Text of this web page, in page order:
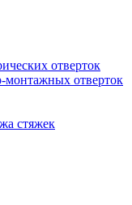
отверток
монтажных отверток
стяжек